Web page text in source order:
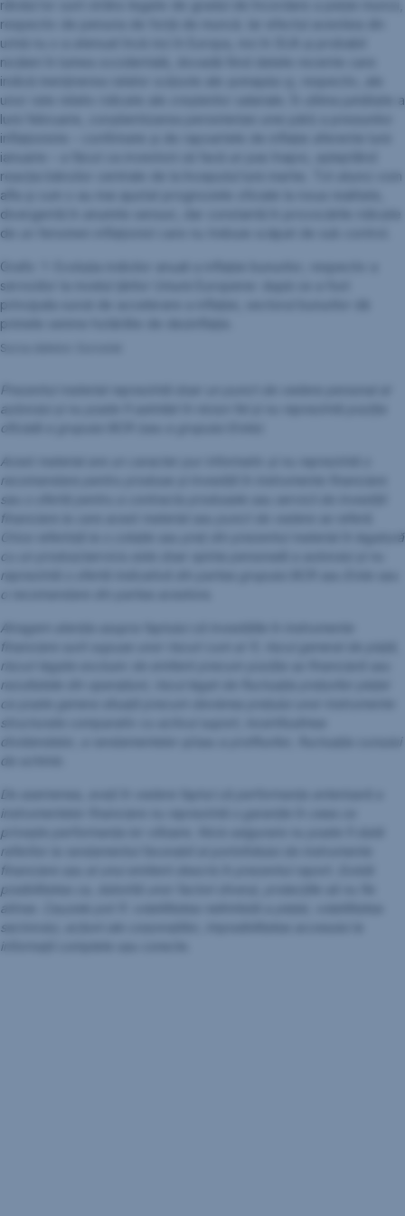
rândul lor sunt strâns legate de gradul de încordare a pieței muncii,
respectiv de penuria de forță de muncă. Iar efectul acesteia din
urmă nu s-a atenuat încă nici în Europa, nici în SUA și probabil
nicăieri în lumea occidentală, dovadă fiind datele recente care
indică menținerea ratelor scăzute ale șomajului și, respectiv, ale
unor rate relativ ridicate ale creșterilor salariale. În ultima jumătate a
lunii februarie, conștientizarea persistenței unei părți a presiunilor
inflaționiste – confirmate și de rapoartele de inflație aferente lunii
ianuarie – a făcut ca investorii să facă un pas înapoi, așteptând
reacția băncilor centrale de la începutul lunii martie. Tot atunci vom
afla și cum s-au mai ajustat prognozele oficiale la noua realitate,
divergentă în anumite sensuri, dar constantă în provocările ridicate
de un fenomen inflaționist care nu trebuie scăpat de sub control.
Grafic 1: Evoluția indicilor anuali a inflației bunurilor, respectiv a
serviciilor la nivelul țărilor Uniunii Europene: după ce a fost
principala sursă de accelerare a inflației, sectorul bunurilor dă
primele semne hotărâte de dezinflație.
Sursa datelor: Eurostat
Prezentul material reprezintă doar un punct de vedere personal al
autorului și nu poate fi asimilat în niciun fel și nu reprezintă poziția
oficială a grupului BCR (sau a grupului Erste).
Acest material are un caracter pur informativ și nu reprezintă o
recomandare pentru produse și investiții în instrumente financiare
sau o ofertă pentru a contracta produsele sau servicii de investiții
financiare la care acest material sau punct de vedere se referă.
Orice referință la o cotație sau preț din prezentul material în legatură
cu un produs/serviciu este doar opinia personală a autorului și nu
reprezintă o ofertă indicativă din partea grupului BCR sau Erste sau
o recomandare din partea acestora.
Atragem atenția asupra faptului că investițiile în instrumente
financiare sunt supuse unor riscuri cum ar fi, riscul general de piață,
riscuri legate exclusiv de emitent precum poziția sa financiară sau
rezultatele din operațiuni, riscul legat de fluctuaţia preţurilor pieţei
ce poate genera situații precum devierea prețului unor instrumente
structurate comparativ cu activul suport, incertitudinea
dividendelor, a randamentelor și/sau a profiturilor, fluctuația cursului
de schimb.
De asemenea, aveți în vedere faptul că performanța anterioară a
instrumentelor financiare nu reprezintă o garanție în ceea ce
privește performanța lor viitoare. Nicio asigurare nu poate fi dată
referitor la randamentul favorabil al portofoliului de instrumente
financiare sau al unui emitent descris în prezentul raport. Există
posibilitatea ca, datorită unor factori diverși, proiecţiile să nu fie
atinse. Cauzele pot fi: volatilitatea nelimitată a pieței, volatilitatea
sectorului, acțiuni ale corporațiilor, imposibilitatea accesului la
informații complete sau corecte.